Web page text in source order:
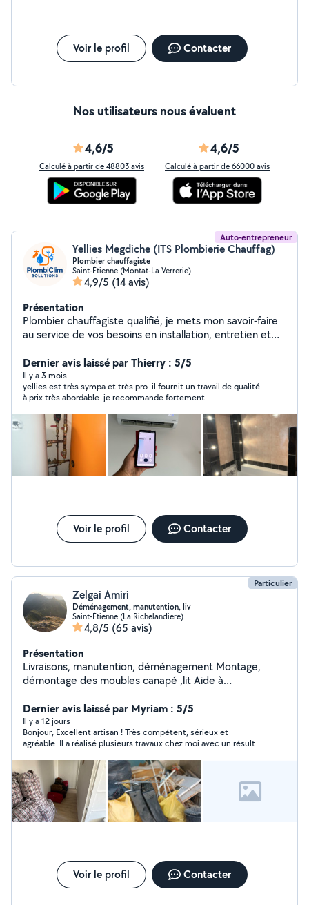
Voir le profil Contacter
Nos utilisateurs nous évaluent
4,6/5
Calculé à partir de 48803 avis
4,6/5
Calculé à partir de 66000 avis
Auto-entrepreneur
Yellies Megdiche (ITS Plombierie Chauffag)
Plombier chauffagiste
Saint-Étienne (Montat-La Verrerie)
4,9/5 (14 avis)
Présentation
Plombier chauffagiste qualifié, je mets mon savoir-faire
au service de vos besoins en installation, entretien et
plomberie (fuites, débouchage, remplacement de
robinetterie, sanitaires) ainsi que sur vos systèmes de
chauffage (chaudières, radiateurs, entretien et
réparation). Je propose également l'installation et la
maintenance de systèmes de climatisation pour assurer
votre confort en toute saison. Sérieux, réactif et à
l'écoute, je m'engage à fournir un travail soigné avec des
solutions adaptées à chaque situation. N'hésitez pas à
me contacter pour un devis ou une intervention rapide.
Dernier avis laissé par Thierry : 5/5
Il y a 3 mois
yellies est très sympa et très pro. il fournit un travail de qualité
à prix très abordable. je recommande fortement.
Voir le profil Contacter
Particulier
Zelgai Amiri
Déménagement, manutention, liv
Saint-Étienne (La Richelandiere)
4,8/5 (65 avis)
Présentation
Livraisons, manutention, déménagement Montage,
démontage des moubles canapé ,lit Aide à
Dernier avis laissé par Myriam : 5/5
Il y a 12 jours
Bonjour, Excellent artisan ! Très compétent, sérieux et
agréable. Il a réalisé plusieurs travaux chez moi avec un résultat
recommande les yeux fermés. Merci encore !
Voir le profil Contacter